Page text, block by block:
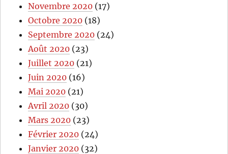
Novembre 2020 (17)
Octobre 2020 (18)
Septembre 2020 (24)
Août 2020 (23)
Juillet 2020 (21)
Juin 2020 (16)
Mai 2020 (21)
Avril 2020 (30)
Mars 2020 (23)
Février 2020 (24)
Janvier 2020 (32)